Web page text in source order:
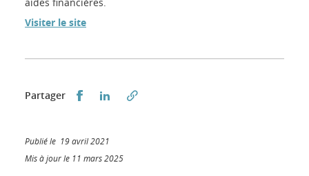
Visiter le site
Partager Partager sur Facebook
Partager sur LinkedIn
Publié le 19 avril 2021
Mis à jour le 11 mars 2025